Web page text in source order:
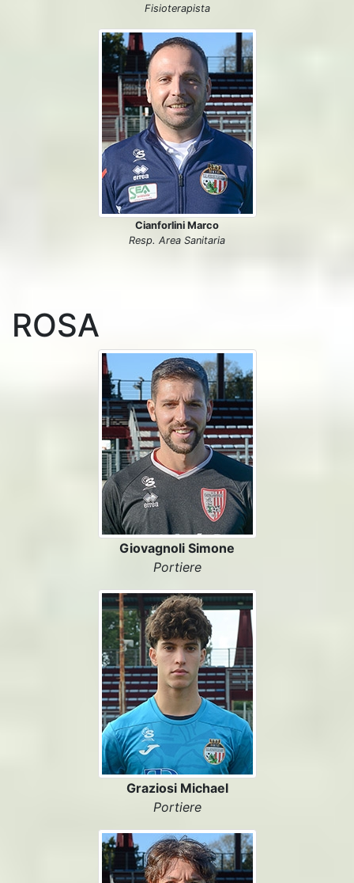
Fisioterapista
Cianforlini Marco
Resp. Area Sanitaria
ROSA
Giovagnoli Simone
Portiere
Graziosi Michael
Portiere